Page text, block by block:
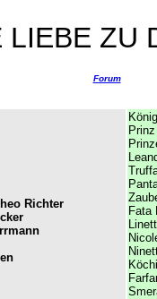
LIEBE ZU
Forum
Richter
Fata